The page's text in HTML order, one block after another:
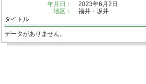
年月日：
2023年6月2日
地区：
福井・坂井
タイトル
データがありません。